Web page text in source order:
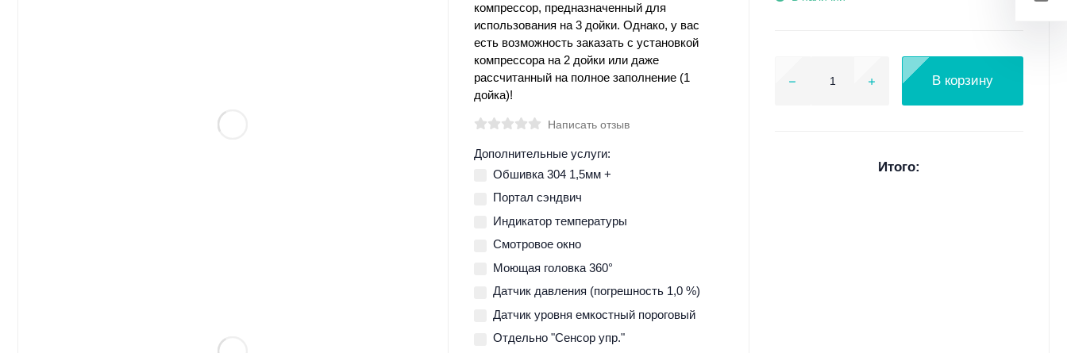
компрессор, предназначенный для
использования на 3 дойки. Однако, у вас
есть возможность заказать с установкой
компрессора на 2 дойки или даже
рассчитанный на полное заполнение (1
дойка)!
Написать отзыв
Дополнительные услуги:
Обшивка 304 1,5мм +
Портал сэндвич
Индикатор температуры
Смотровое окно
Моющая головка 360°
Датчик давления (погрешность 1,0 %)
Датчик уровня емкостный пороговый
Отдельно "Сенсор упр."
В корзину
Итого: